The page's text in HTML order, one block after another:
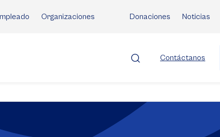
Organizaciones Donaciones Noticias
Contáctanos